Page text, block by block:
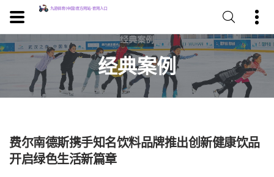
经典案例
费尔南德斯携手知名饮料品牌推出创新健康饮品
开启绿色生活新篇章